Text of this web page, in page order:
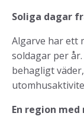
Soliga dagar
Algarve har ett
soldagar per
behagligt
En region